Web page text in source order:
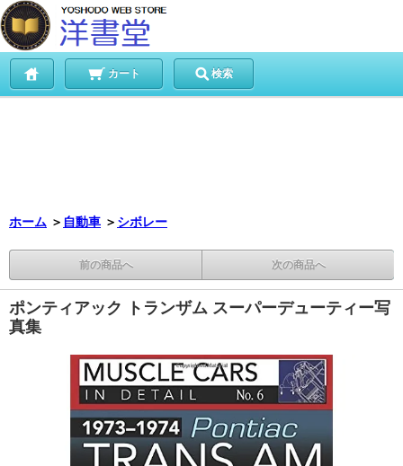
カート 検索
ホーム ＞ 自動車 ＞ シボレー
前の商品へ 次の商品へ
ポンティアック トランザム スーパーデューティー写
真集